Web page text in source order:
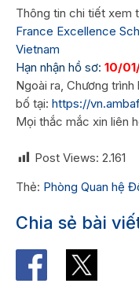
Thông tin chi tiết xem
France Excellence
Vietnam
Hạn nhận hồ sơ: 10/
Ngoài ra, Chương
bố tại: https://
Mọi thắc mắc xin liên
Post Views: 2.161
Thẻ: Phòng Quan hệ
Chia sẻ bài